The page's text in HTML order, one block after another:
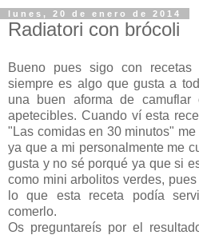
lunes, 20 de enero de 2014
Radiatori con brócoli
Bueno pues sigo con
siempre es algo que gusta a
una buen aforma de camuflar
apetecibles. Cuando ví esta
"Las comidas en 30 minutos"
ya que a mi personalmente me
gusta y no sé porqué ya que si
como mini arbolitos verdes,
lo que esta receta podía
comerlo.
Os preguntareís por el